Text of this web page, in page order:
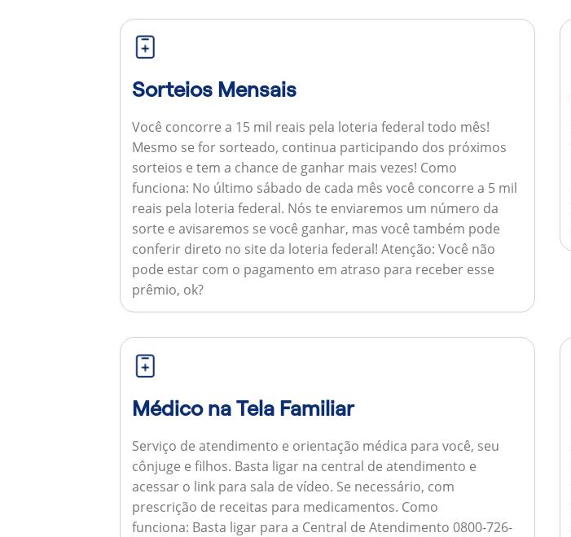
Sorteios Mensais
Você concorre a 15 mil reais pela loteria federal todo mês!
Mesmo se for sorteado, continua participando dos próximos
sorteios e tem a chance de ganhar mais vezes! Como
funciona: No último sábado de cada mês você concorre a 5 mil
reais pela loteria federal. Nós te enviaremos um número da
sorte e avisaremos se você ganhar, mas você também pode
conferir direto no site da loteria federal!Atenção: Você não
pode estar com o pagamento em atraso para receber esse
prêmio, ok?
Médico na Tela Familiar
Serviço de atendimento e orientação médica para você, seu
cônjuge e filhos. Basta ligar na central de atendimento e
acessar o link para sala de vídeo. Se necessário, com
prescrição de receitas para medicamentos. Como
funciona: Basta ligar para a Central de Atendimento 0800-726-